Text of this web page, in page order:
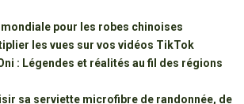
pour les robes chinoises
les vues sur vos vidéos TikTok
: Légendes et réalités au fil des régions
sa serviette microfibre de randonnée, de